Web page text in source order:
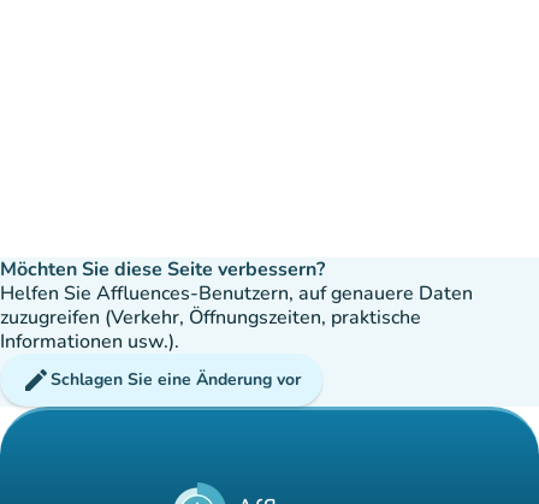
Möchten Sie diese Seite verbessern?
Helfen Sie Affluences-Benutzern, auf genauere Daten
zuzugreifen (Verkehr, Öffnungszeiten, praktische
Informationen usw.).
editSchlagen Sie eine Änderung vor